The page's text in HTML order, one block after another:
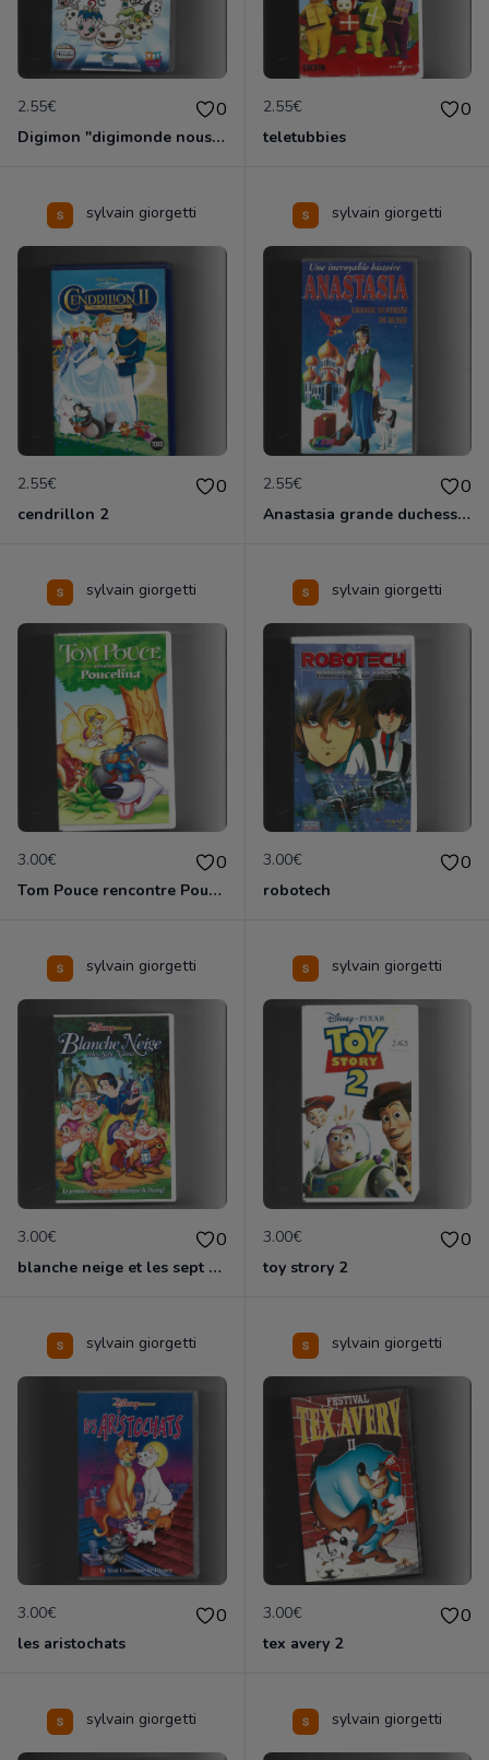
2.55€ 0
Digimon "digimonde nous voila
2.55€ 0
teletubbies
sylvain giorgetti
2.55€ 0
cendrillon 2
sylvain giorgetti
2.55€ 0
Anastasia grande duchesse de Russie
sylvain giorgetti
3.00€ 0
Tom Pouce rencontre Poucelina
sylvain giorgetti
3.00€ 0
robotech
sylvain giorgetti
3.00€ 0
blanche neige et les sept nains
sylvain giorgetti
3.00€ 0
toy strory 2
sylvain giorgetti
3.00€ 0
les aristochats
sylvain giorgetti
3.00€ 0
tex avery 2
sylvain giorgetti sylvain giorgetti